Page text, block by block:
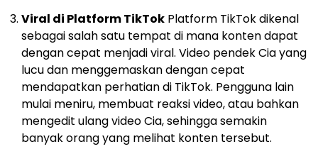
Viral di Platform TikTok Platform TikTok dikenal
sebagai salah satu tempat di mana konten dapat
dengan cepat menjadi viral. Video pendek Cia yang
lucu dan menggemaskan dengan cepat
mendapatkan perhatian di TikTok. Pengguna lain
mulai meniru, membuat reaksi video, atau bahkan
mengedit ulang video Cia, sehingga semakin
banyak orang yang melihat konten tersebut.